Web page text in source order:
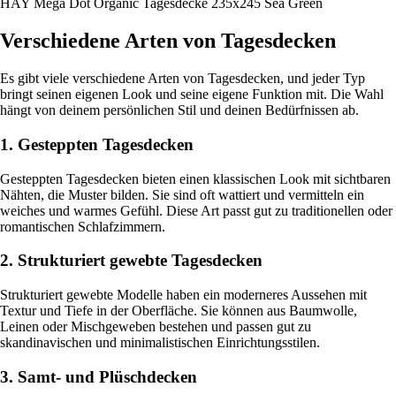
HAY Mega Dot Organic Tagesdecke 235x245 Sea Green
Verschiedene Arten von Tagesdecken
Es gibt viele verschiedene Arten von Tagesdecken, und jeder Typ
bringt seinen eigenen Look und seine eigene Funktion mit. Die Wahl
hängt von deinem persönlichen Stil und deinen Bedürfnissen ab.
1. Gesteppten Tagesdecken
Gesteppten Tagesdecken bieten einen klassischen Look mit sichtbaren
Nähten, die Muster bilden. Sie sind oft wattiert und vermitteln ein
weiches und warmes Gefühl. Diese Art passt gut zu traditionellen oder
romantischen Schlafzimmern.
2. Strukturiert gewebte Tagesdecken
Strukturiert gewebte Modelle haben ein moderneres Aussehen mit
Textur und Tiefe in der Oberfläche. Sie können aus Baumwolle,
Leinen oder Mischgeweben bestehen und passen gut zu
skandinavischen und minimalistischen Einrichtungsstilen.
3. Samt- und Plüschdecken